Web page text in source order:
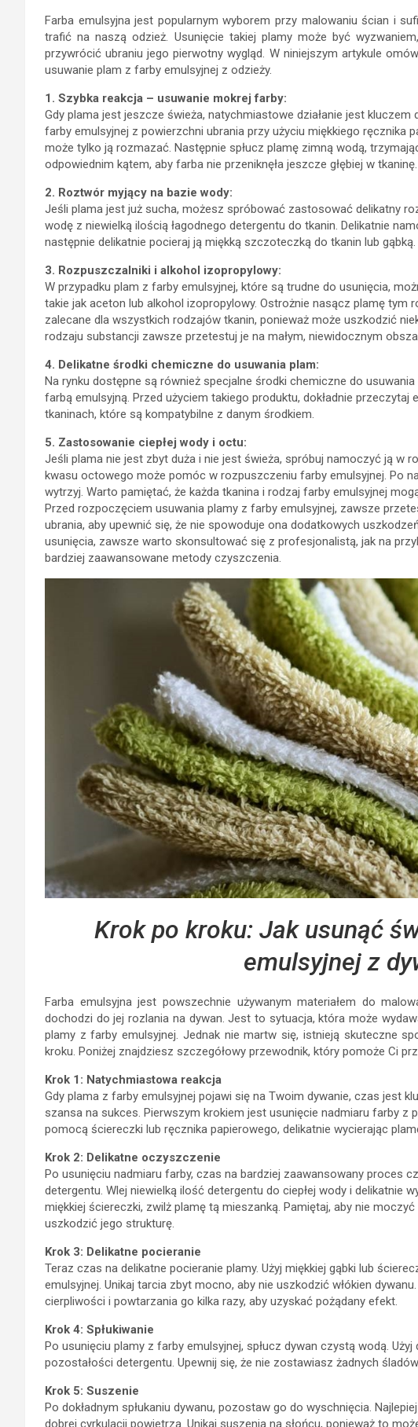
Farba emulsyjna jest popularnym wyborem przy malowaniu ścian i
trafić na naszą odzież. Usunięcie takiej plamy może być
przywrócić ubraniu jego pierwotny wygląd. W niniejszym artykule
usuwanie plam z farby emulsyjnej z odzieży.
1. Szybka reakcja – usuwanie mokrej farby:
Gdy plama jest jeszcze świeża, natychmiastowe działanie jest
farby emulsyjnej z powierzchni ubrania przy użyciu miękkiego ręcznika
może tylko ją rozmazać. Następnie spłucz plamę zimną wodą,
odpowiednim kątem, aby farba nie przeniknęła jeszcze głębiej w tkaninę.
2. Roztwór myjący na bazie wody:
Jeśli plama jest już sucha, możesz spróbować zastosować delikatny
wodę z niewielką ilością łagodnego detergentu do tkanin. Delikatnie
następnie delikatnie pocieraj ją miękką szczoteczką do tkanin lub gąbką.
3. Rozpuszczalniki i alkohol izopropylowy:
W przypadku plam z farby emulsyjnej, które są trudne do usunięcia,
takie jak aceton lub alkohol izopropylowy. Ostrożnie nasącz plamę tym
zalecane dla wszystkich rodzajów tkanin, ponieważ może uszkodzić
rodzaju substancji zawsze przetestuj je na małym, niewidocznym
4. Delikatne środki chemiczne do usuwania plam:
Na rynku dostępne są również specjalne środki chemiczne do
farbą emulsyjną. Przed użyciem takiego produktu, dokładnie
tkaninach, które są kompatybilne z danym środkiem.
5. Zastosowanie ciepłej wody i octu:
Jeśli plama nie jest zbyt duża i nie jest świeża, spróbuj namoczyć ją w
kwasu octowego może pomóc w rozpuszczeniu farby emulsyjnej. Po
wytrzyj. Warto pamiętać, że każda tkanina i rodzaj farby emulsyjnej
Przed rozpoczęciem usuwania plamy z farby emulsyjnej, zawsze
ubrania, aby upewnić się, że nie spowoduje ona dodatkowych
usunięcia, zawsze warto skonsultować się z profesjonalistą, jak na
bardziej zaawansowane metody czyszczenia.
Krok po kroku: Jak usunąć
emulsyjnej z
Farba emulsyjna jest powszechnie używanym materiałem do
dochodzi do jej rozlania na dywan. Jest to sytuacja, która może
plamy z farby emulsyjnej. Jednak nie martw się, istnieją skuteczne
kroku. Poniżej znajdziesz szczegółowy przewodnik, który pomoże Ci
Krok 1: Natychmiastowa reakcja
Gdy plama z farby emulsyjnej pojawi się na Twoim dywanie, czas jest
szansa na sukces. Pierwszym krokiem jest usunięcie nadmiaru farby z
pomocą ściereczki lub ręcznika papierowego, delikatnie wycierając
Krok 2: Delikatne oczyszczenie
Po usunięciu nadmiaru farby, czas na bardziej zaawansowany proces
detergentu. Wlej niewielką ilość detergentu do ciepłej wody i delikatnie
miękkiej ściereczki, zwilż plamę tą mieszanką. Pamiętaj, aby nie
uszkodzić jego strukturę.
Krok 3: Delikatne pocieranie
Teraz czas na delikatne pocieranie plamy. Użyj miękkiej gąbki lub
emulsyjnej. Unikaj tarcia zbyt mocno, aby nie uszkodzić włókien
cierpliwości i powtarzania go kilka razy, aby uzyskać pożądany efekt.
Krok 4: Spłukiwanie
Po usunięciu plamy z farby emulsyjnej, spłucz dywan czystą wodą.
pozostałości detergentu. Upewnij się, że nie zostawiasz żadnych
Krok 5: Suszenie
Po dokładnym spłukaniu dywanu, pozostaw go do wyschnięcia.
dobrej cyrkulacji powietrza. Unikaj suszenia na słońcu, ponieważ to